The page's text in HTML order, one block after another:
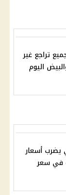
تراجع غير
اليوم
يضرب أسعار
في سعر